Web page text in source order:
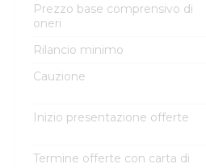
Prezzo base comprensivo di
oneri
Rilancio minimo
Cauzione
Inizio presentazione offerte
Termine offerte con carta di